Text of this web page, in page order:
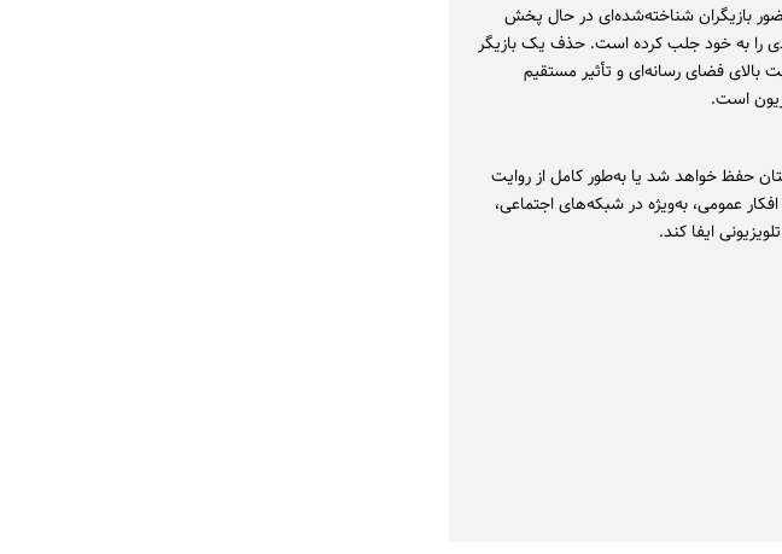
بازیگران شناخته‌شده‌ای در حال پخش
را به خود جلب کرده است. حذف یک بازیگر
فضای رسانه‌ای و تأثیر مستقیم
است.
حفظ خواهد شد یا به‌طور کامل از روایت
عمومی، به‌ویژه در شبکه‌های اجتماعی،
ایفا کند.